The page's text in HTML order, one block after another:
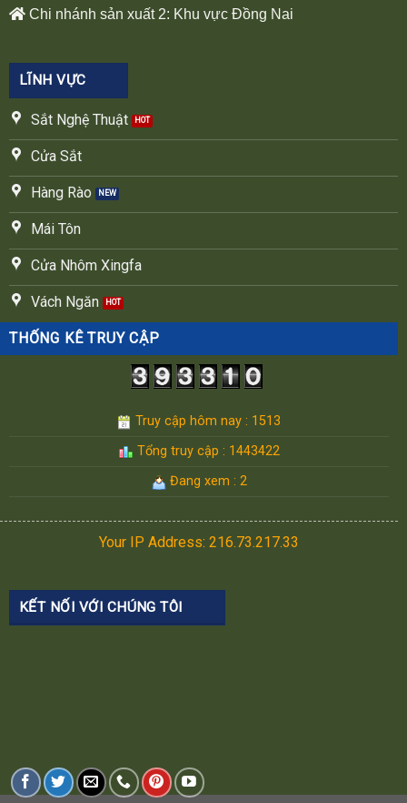
Chi nhánh sản xuất 2: Khu vực Đồng Nai
LĨNH VỰC
Sắt Nghệ Thuật
Cửa Sắt
Hàng Rào
Mái Tôn
Cửa Nhôm Xingfa
Vách Ngăn
THỐNG KÊ TRUY CẬP
Truy cập hôm nay : 1513
Tổng truy cập : 1443422
Đang xem : 2
Your IP Address: 216.73.217.33
KẾT NỐI VỚI CHÚNG TÔI